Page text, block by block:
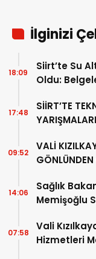
İlginizi
Siirt’te Su
Oldu:
18:09
SİİRT’TE
17:48
VALİ
GÖNLÜNDEN
09:52
Sağlık
Memişoğlu
14:06
Vali
Hizmetleri
07:58